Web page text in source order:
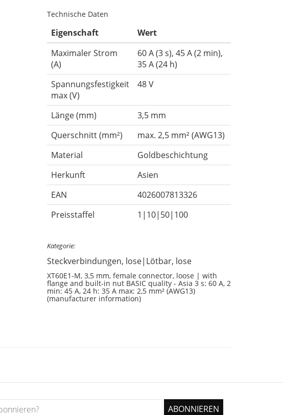
Technische Daten
Eigenschaft
Wert
Maximaler Strom
(A)
60 A (3 s), 45 A (2 min),
35 A (24 h)
Spannungsfestigkeit
max (V)
48 V
Länge (mm)
3,5 mm
Querschnitt (mm²)
max. 2,5 mm² (AWG13)
Material
Goldbeschichtung
Herkunft
Asien
EAN
4026007813326
Preisstaffel
1|10|50|100
Kategorie:
Steckverbindungen, lose|Lötbar, lose
XT60E1-M, 3,5 mm, female connector, loose | with
flange and built-in nut BASIC quality - Asia 3 s: 60 A, 2
min: 45 A, 24 h: 35 A max: 2,5 mm² (AWG13)
(manufacturer information)